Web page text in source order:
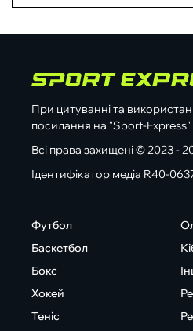
При цитуванні та
посилання на "Sport-
Всі права захищені © 2023 -
Ідентифікатор медіа R40-
Футбол
Баскетбол
Бокс
Хокей
Теніс